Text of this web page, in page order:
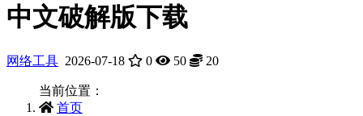
中文破解版下载
网络工具 2026-07-18 0 50 20
当前位置：
首页